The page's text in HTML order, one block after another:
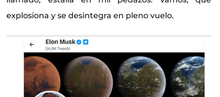
explosiona y se desintegra en pleno vuelo.